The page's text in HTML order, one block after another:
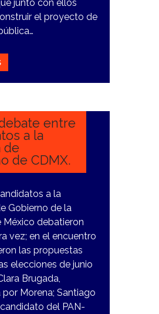
junto con ellos
el proyecto de
entre
a la
de
de CDMX.
a la
Gobierno de la
México debatieron
vez; en el encuentro
las propuestas
elecciones de junio
Brugada,
Morena; Santiago
del PAN-